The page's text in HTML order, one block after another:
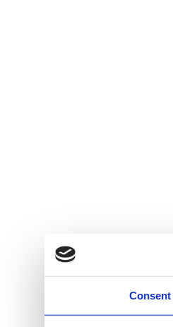
Consent